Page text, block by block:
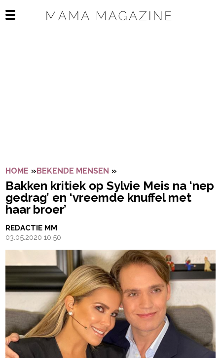
Open het mobiele menu
HOME »BEKENDE MENSEN »
Bakken kritiek op Sylvie Meis na ‘nep
gedrag’ en ‘vreemde knuffel met
haar broer’
REDACTIE MM
03.05.2020 10:50